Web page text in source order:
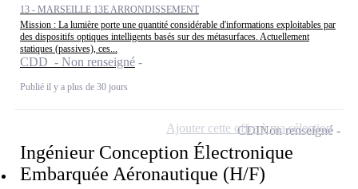
13 - MARSEILLE 13E ARRONDISSEMENT
Mission : La lumière porte une quantité considérable d'informations exploitables par
des dispositifs optiques intelligents basés sur des métasurfaces. Actuellement
statiques (passives), ces...
CDD - Non renseigné
Publié il y a plus de 30 jours
Ingénieur Conception Électronique
Embarquée Aéronautique (H/F)
CDINon renseigné
Ajouter cette offre à ma sélection